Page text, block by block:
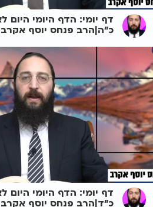
דף יומי: הדף היומי היום
כ"ה|הרב פנחס יוסף אקרב
דף יומי: הדף היומי היום
כ"ד|הרב פנחס יוסף אקרב